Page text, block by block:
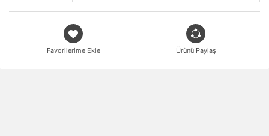
Favorilerime Ekle Ürünü Paylaş